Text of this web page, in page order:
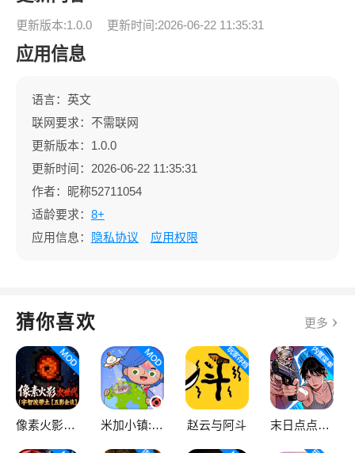
更新版本:1.0.0 更新时间:2026-06-22 11:35:31
应用信息
语言：英文
联网要求：不需联网
更新版本：1.0.0
更新时间：2026-06-22 11:35:31
作者：昵称52711054
适龄要求： 8+
应用信息：
隐私协议 应用权限
猜你喜欢 更多
像素火影次世代 米加小镇:世界 赵云与阿斗 末日点点（辅助菜单）